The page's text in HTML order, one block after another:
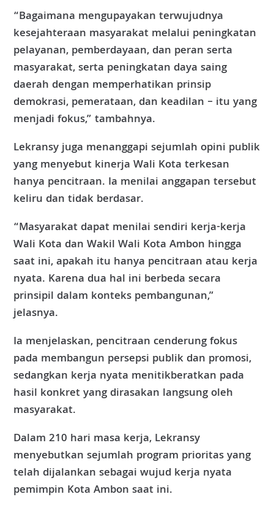
“Bagaimana mengupayakan terwujudnya
kesejahteraan masyarakat melalui peningkatan
pelayanan, pemberdayaan, dan peran serta
masyarakat, serta peningkatan daya saing
daerah dengan memperhatikan prinsip
demokrasi, pemerataan, dan keadilan – itu yang
menjadi fokus,” tambahnya.
Lekransy juga menanggapi sejumlah opini publik
yang menyebut kinerja Wali Kota terkesan
hanya pencitraan. Ia menilai anggapan tersebut
keliru dan tidak berdasar.
“Masyarakat dapat menilai sendiri kerja-kerja
Wali Kota dan Wakil Wali Kota Ambon hingga
saat ini, apakah itu hanya pencitraan atau kerja
nyata. Karena dua hal ini berbeda secara
prinsipil dalam konteks pembangunan,”
jelasnya.
Ia menjelaskan, pencitraan cenderung fokus
pada membangun persepsi publik dan promosi,
sedangkan kerja nyata menitikberatkan pada
hasil konkret yang dirasakan langsung oleh
masyarakat.
Dalam 210 hari masa kerja, Lekransy
menyebutkan sejumlah program prioritas yang
telah dijalankan sebagai wujud kerja nyata
pemimpin Kota Ambon saat ini.